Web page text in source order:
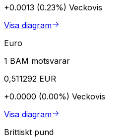
+0.0013 (0.23%) Veckovis
Visa diagram
Euro
1 BAM motsvarar
0,511292 EUR
+0.0000 (0.00%) Veckovis
Visa diagram
Brittiskt pund